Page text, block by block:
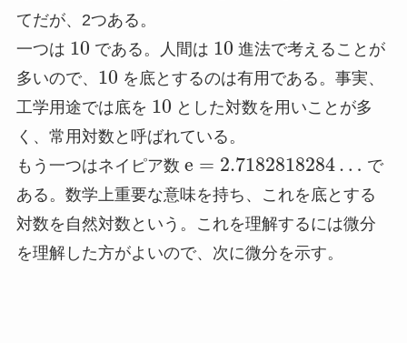
てだが、2つある。
一つは 10 である。人間は 10 進法で考えることが
多いので、 10 を底とするのは有用である。事実、
工学用途では底を 10 とした対数を用いことが多
く、常用対数と呼ばれている。
もう一つはネイピア数 e = 2.7182818284… で
ある。数学上重要な意味を持ち、これを底とする
対数を自然対数という。これを理解するには微分
を理解した方がよいので、次に微分を示す。